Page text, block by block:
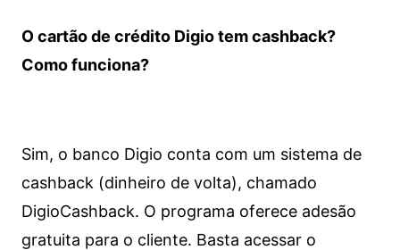
O cartão de crédito Digio tem cashback?
Como funciona?
Sim, o banco Digio conta com um sistema de
cashback (dinheiro de volta), chamado
DigioCashback. O programa oferece adesão
gratuita para o cliente. Basta acessar o